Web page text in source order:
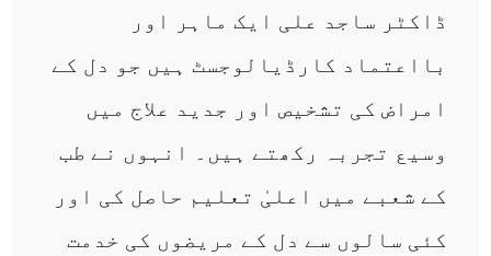
ڈاکٹر ساجد علی ایک ماہر اور
بااعتماد کارڈیالوجسٹ ہیں جو دل کے
امراض کی تشخیص اور جدید علاج میں
وسیع تجربہ رکھتے ہیں۔ انہوں نے طب
کے شعبے میں اعلیٰ تعلیم حاصل کی اور
کئی سالوں سے دل کے مریضوں کی خدمت